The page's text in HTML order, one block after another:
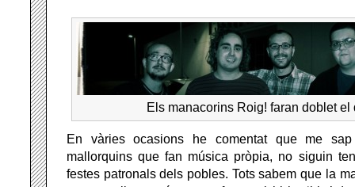
Els manacorins Roig! faran doblet el
En vàries ocasions he comentat que me
mallorquins que fan música pròpia, no siguin
festes patronals dels pobles. Tots sabem que la